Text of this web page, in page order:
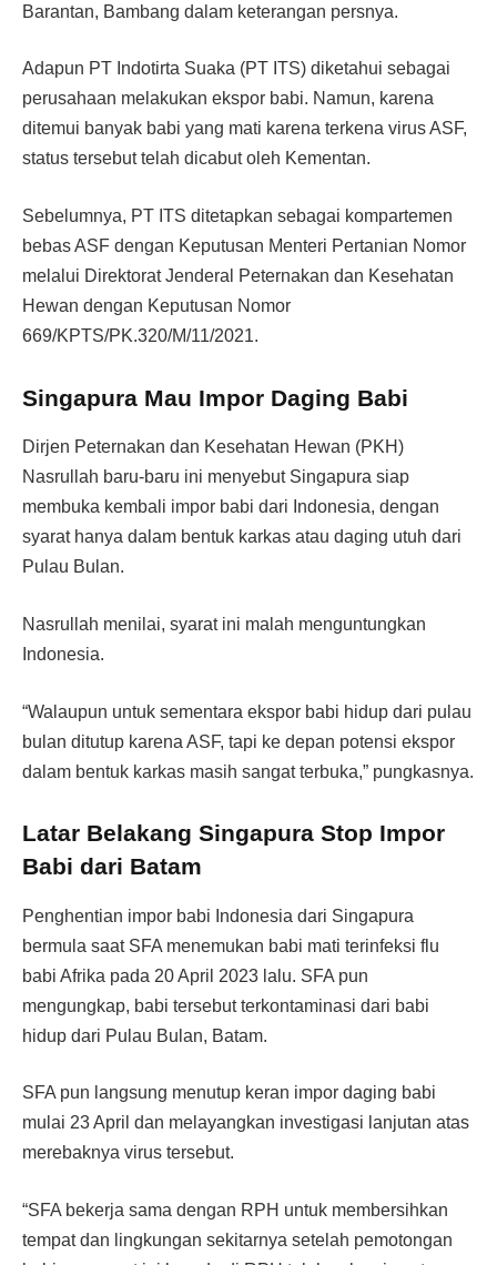
Barantan, Bambang dalam keterangan persnya.
Adapun PT Indotirta Suaka (PT ITS) diketahui sebagai
perusahaan melakukan ekspor babi. Namun, karena
ditemui banyak babi yang mati karena terkena virus ASF,
status tersebut telah dicabut oleh Kementan.
Sebelumnya, PT ITS ditetapkan sebagai kompartemen
bebas ASF dengan Keputusan Menteri Pertanian Nomor
melalui Direktorat Jenderal Peternakan dan Kesehatan
Hewan dengan Keputusan Nomor
669/KPTS/PK.320/M/11/2021.
Singapura Mau Impor Daging Babi
Dirjen Peternakan dan Kesehatan Hewan (PKH)
Nasrullah baru-baru ini menyebut Singapura siap
membuka kembali impor babi dari Indonesia, dengan
syarat hanya dalam bentuk karkas atau daging utuh dari
Pulau Bulan.
Nasrullah menilai, syarat ini malah menguntungkan
Indonesia.
“Walaupun untuk sementara ekspor babi hidup dari pulau
bulan ditutup karena ASF, tapi ke depan potensi ekspor
dalam bentuk karkas masih sangat terbuka,” pungkasnya.
Latar Belakang Singapura Stop Impor
Babi dari Batam
Penghentian impor babi Indonesia dari Singapura
bermula saat SFA menemukan babi mati terinfeksi flu
babi Afrika pada 20 April 2023 lalu. SFA pun
mengungkap, babi tersebut terkontaminasi dari babi
hidup dari Pulau Bulan, Batam.
SFA pun langsung menutup keran impor daging babi
mulai 23 April dan melayangkan investigasi lanjutan atas
merebaknya virus tersebut.
“SFA bekerja sama dengan RPH untuk membersihkan
tempat dan lingkungan sekitarnya setelah pemotongan